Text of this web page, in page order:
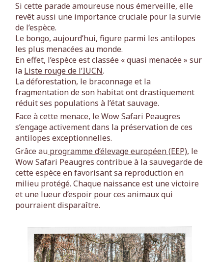
Si cette parade amoureuse nous émerveille, elle
revêt aussi une importance cruciale pour la survie
de l’espèce.
Le bongo, aujourd’hui, figure parmi les antilopes
les plus menacées au monde.
En effet, l’espèce est classée « quasi menacée » sur
la Liste rouge de l’IUCN.
La déforestation, le braconnage et la
fragmentation de son habitat ont drastiquement
réduit ses populations à l’état sauvage.
Face à cette menace, le Wow Safari Peaugres
s’engage activement dans la préservation de ces
antilopes exceptionnelles.
Grâce au programme d’élevage européen (EEP), le
Wow Safari Peaugres contribue à la sauvegarde de
cette espèce en favorisant sa reproduction en
milieu protégé. Chaque naissance est une victoire
et une lueur d’espoir pour ces animaux qui
pourraient disparaître.